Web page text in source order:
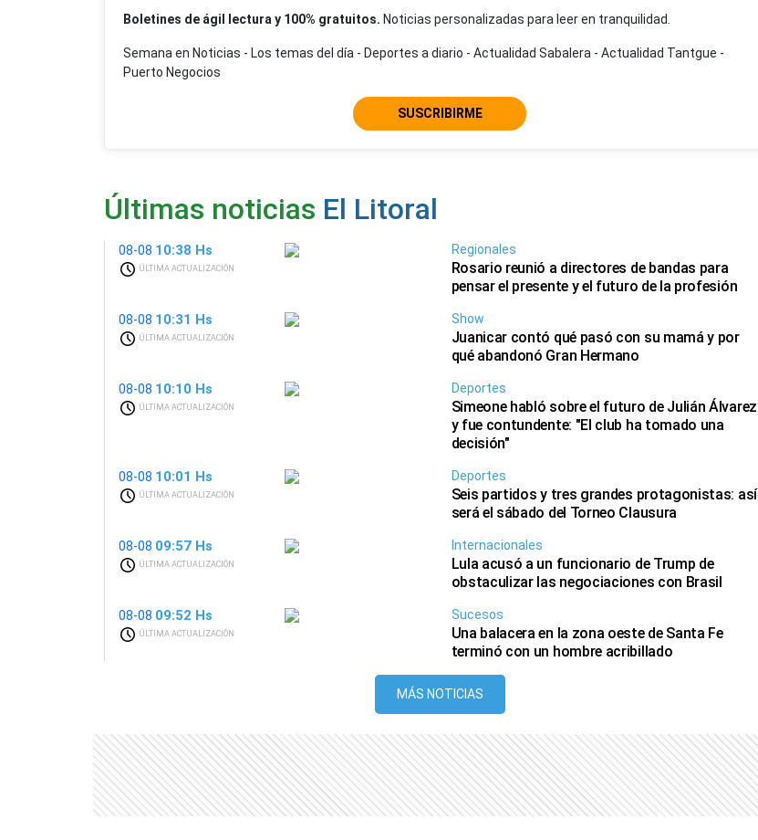
Boletines de ágil lectura y 100% gratuitos. Noticias personalizadas para leer en tranquilidad.
Semana en Noticias - Los temas del día - Deportes a diario - Actualidad Sabalera - Actualidad Tantgue -
Puerto Negocios
SUSCRIBIRME
Últimas noticias El Litoral
08-08 10:38 Hs
ÚLTIMA ACTUALIZACIÓN
Regionales
Rosario reunió a directores de bandas para
pensar el presente y el futuro de la profesión
08-08 10:31 Hs
ÚLTIMA ACTUALIZACIÓN
Show
Juanicar contó qué pasó con su mamá y por
qué abandonó Gran Hermano
08-08 10:10 Hs
ÚLTIMA ACTUALIZACIÓN
Deportes
Simeone habló sobre el futuro de Julián Álvarez
y fue contundente: "El club ha tomado una
decisión"
08-08 10:01 Hs
ÚLTIMA ACTUALIZACIÓN
Deportes
Seis partidos y tres grandes protagonistas: así
será el sábado del Torneo Clausura
08-08 09:57 Hs
ÚLTIMA ACTUALIZACIÓN
Internacionales
Lula acusó a un funcionario de Trump de
obstaculizar las negociaciones con Brasil
08-08 09:52 Hs
ÚLTIMA ACTUALIZACIÓN
Sucesos
Una balacera en la zona oeste de Santa Fe
terminó con un hombre acribillado
MÁS NOTICIAS